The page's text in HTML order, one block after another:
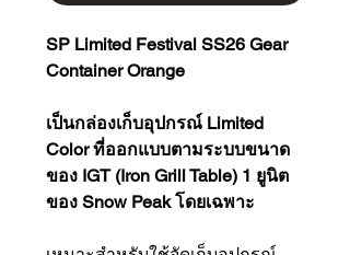
SP Limited Festival SS26 Gear
Container Orange
เป็นกล่องเก็บอุปกรณ์ Limited
Color ที่ออกแบบตามระบบขนาด
ของ IGT (Iron Grill Table) 1 ยูนิต
ของ Snow Peak โดยเฉพาะ